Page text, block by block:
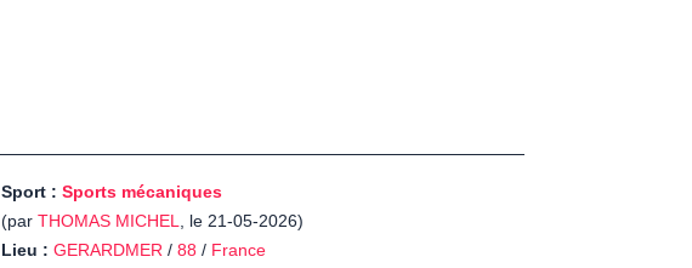
Sport : Sports mécaniques
(par THOMAS MICHEL, le 21-05-2026)
Lieu : GERARDMER / 88 / France